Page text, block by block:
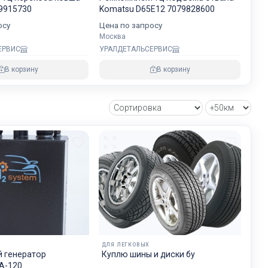
В корзину
Komatsu D65E12 7079828600
Цена по запросу
Москва
УРАЛДЕТАЛЬСЕРВИС
В корзину
120
ДЛЯ ЛЕГКОВЫХ
Куплю шины и диски бу